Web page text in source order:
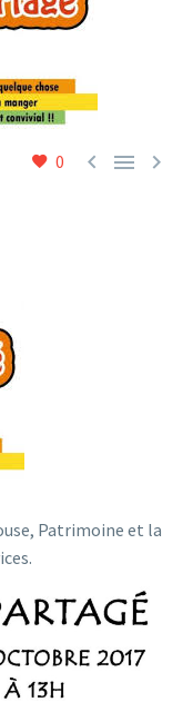
0   
Patrimoine et la